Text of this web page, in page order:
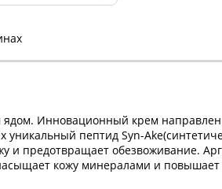
ядом. Инновационный крем
уникальный пептид Syn-
и предотвращает обезвоживание.
кожу минералами и